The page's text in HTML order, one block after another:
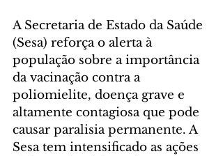
A Secretaria de Estado da Saúde
(Sesa) reforça o alerta à
população sobre a importância
da vacinação contra a
poliomielite, doença grave e
altamente contagiosa que pode
causar paralisia permanente. A
Sesa tem intensificado as ações